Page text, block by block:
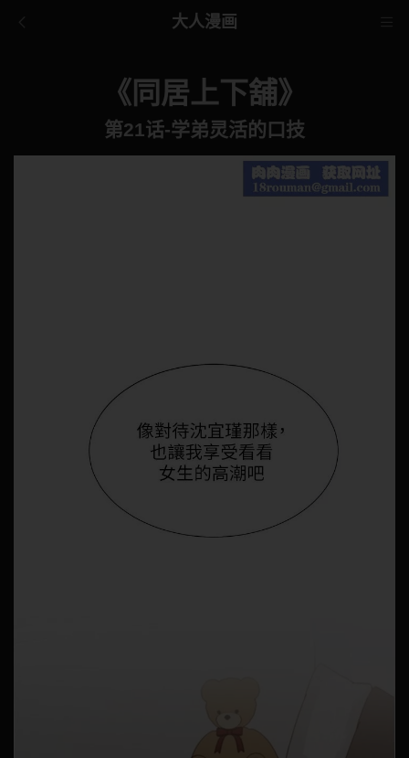
大人漫画
《同居上下舖》
第21话-学弟灵活的口技